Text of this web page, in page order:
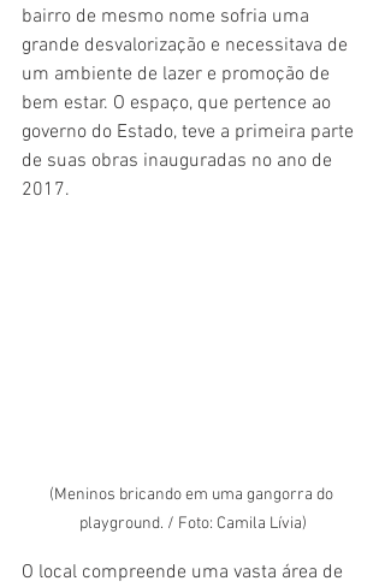
bairro de mesmo nome sofria uma
grande desvalorização e necessitava de
um ambiente de lazer e promoção de
bem estar. O espaço, que pertence ao
governo do Estado, teve a primeira parte
de suas obras inauguradas no ano de
2017.
(Meninos bricando em uma gangorra do
playground. / Foto: Camila Lívia)
O local compreende uma vasta área de